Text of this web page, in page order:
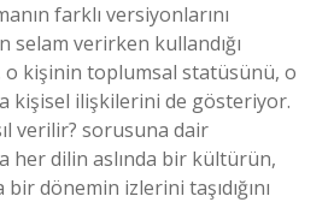
farklı versiyonlarını
selam verirken kullandığı
o kişinin toplumsal statüsünü, o
kişisel ilişkilerini de gösteriyor.
verilir? sorusuna dair
her dilin aslında bir kültürün,
dönemin izlerini taşıdığını